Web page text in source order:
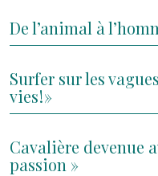
De l’animal à
Surfer sur les
vies ! »
Cavalière devenue
passion »